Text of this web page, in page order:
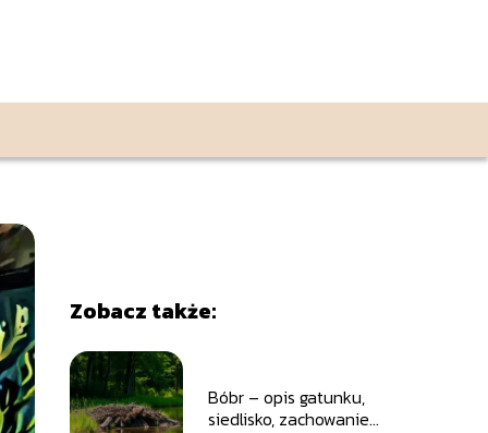
Zobacz także:
Bóbr – opis gatunku,
siedlisko, zachowanie i